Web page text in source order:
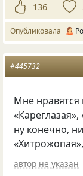
136
Опубликовала
#445732
Мне нравятся
ну конечно,
автор не указан